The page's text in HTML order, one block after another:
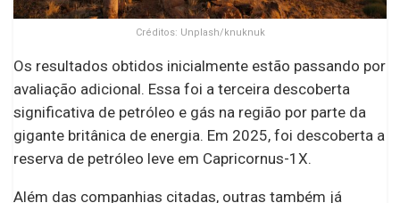
Créditos: Unplash/knuknuk
Os resultados obtidos inicialmente estão passando por
avaliação adicional. Essa foi a terceira descoberta
significativa de petróleo e gás na região por parte da
gigante britânica de energia. Em 2025, foi descoberta a
reserva de petróleo leve em Capricornus-1X.
Além das companhias citadas, outras também já